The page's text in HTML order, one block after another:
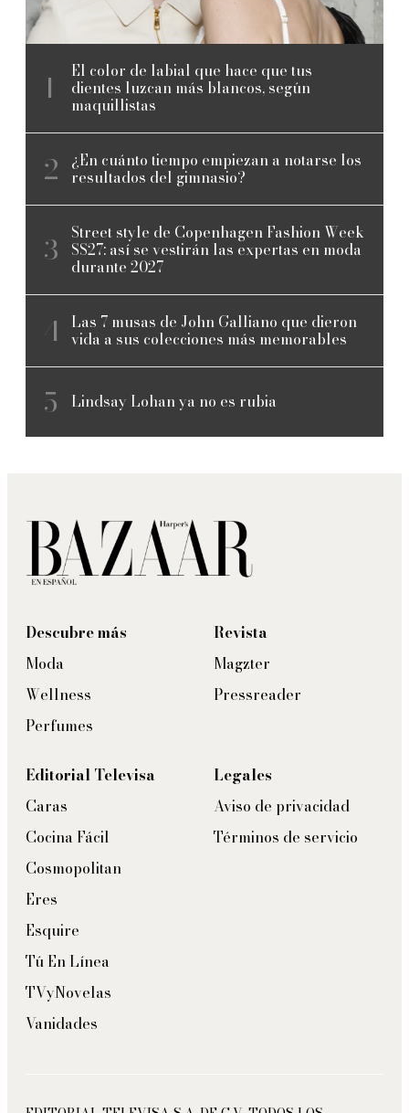
El color de labial que hace que tus
dientes luzcan más blancos, según
maquillistas
¿En cuánto tiempo empiezan a notarse los
resultados del gimnasio?
Street style de Copenhagen Fashion Week
SS27: así se vestirán las expertas en moda
durante 2027
Las 7 musas de John Galliano que dieron
vida a sus colecciones más memorables
Lindsay Lohan ya no es rubia
Descubre más
Moda
Wellness
Perfumes
Revista
Magzter
Pressreader
Editorial Televisa
Caras
Cocina Fácil
Cosmopolitan
Eres
Esquire
Tú En Línea
TVyNovelas
Vanidades
Legales
Aviso de privacidad
Términos de servicio